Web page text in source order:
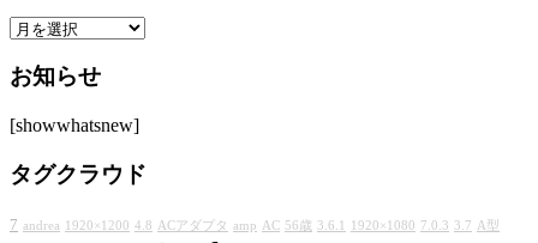
ー
ア
カ
ブ
お知らせ
[showwhatsnew]
タグクラウド
7 andrea 1920×1200 4.8 ACアダプタ amp AC 56歳 3.6.1 1920×1080 7.0.3 3.7 A型